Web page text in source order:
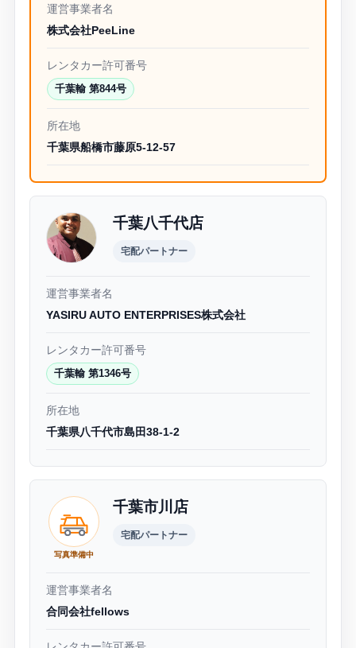
運営事業者名
株式会社PeeLine
レンタカー許可番号
千葉輸 第844号
所在地
千葉県船橋市藤原5-12-57
千葉八千代店
宅配パートナー
運営事業者名
YASIRU AUTO ENTERPRISES株式会社
レンタカー許可番号
千葉輸 第1346号
所在地
千葉県八千代市島田38-1-2
写真準備中
千葉市川店
宅配パートナー
運営事業者名
合同会社fellows